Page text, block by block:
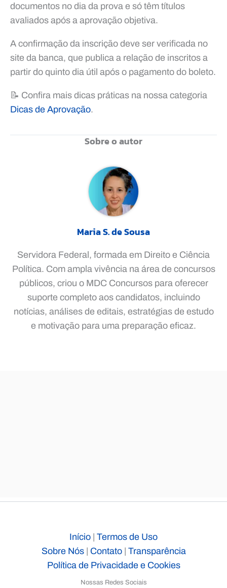
documentos no dia da prova e só têm títulos
avaliados após a aprovação objetiva.
A confirmação da inscrição deve ser verificada no
site da banca, que publica a relação de inscritos a
partir do quinto dia útil após o pagamento do boleto.
📝 Confira mais dicas práticas na nossa categoria
Dicas de Aprovação.
Sobre o autor
Maria S. de Sousa
Servidora Federal, formada em Direito e Ciência
Política. Com ampla vivência na área de concursos
públicos, criou o MDC Concursos para oferecer
suporte completo aos candidatos, incluindo
notícias, análises de editais, estratégias de estudo
e motivação para uma preparação eficaz.
Início | Termos de Uso
Sobre Nós| Contato| Transparência
Política de Privacidade e Cookies
Nossas Redes Sociais